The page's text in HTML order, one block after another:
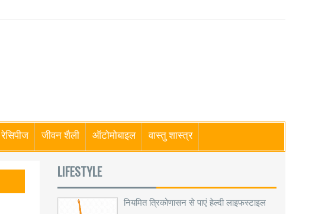
रेसिपीज जीवन शैली ऑटोमोबाइल वास्तु शास्त्र
LIFESTYLE
नियमित त्रिकोणासन से पाएं हेल्दी लाइफस्टाइल